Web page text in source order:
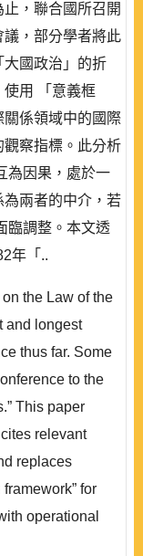
止，聯合國所召開
議，部分學者將此
國政治」的折
用 「意義框
係領域中的國際
察指標。此分析
為因果，處於一
兩者的中介，若
臨調整。本文透
年「..
the Law of the
and longest
thus far. Some
to the
This paper
relevant
replaces
framework” for
operational